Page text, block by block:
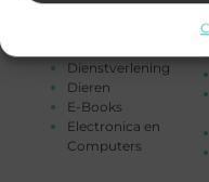
Computers /
Dienstverlening
Dieren
E-Books
Electronica en
Computers